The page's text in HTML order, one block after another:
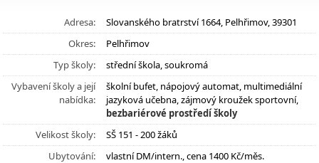
Adresa:
Slovanského bratrství 1664, Pelhřimov, 39301
Okres:
Pelhřimov
Typ školy:
střední škola, soukromá
Vybavení školy a její
nabídka:
školní bufet, nápojový automat, multimediální
jazyková učebna, zájmový kroužek sportovní,
bezbariérové prostředí školy
Velikost školy:
SŠ 151 - 200 žáků
Ubytování:
vlastní DM/intern., cena 1400 Kč/měs.